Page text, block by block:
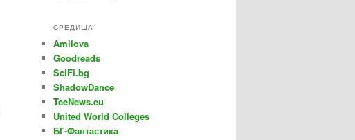
СРЕДИЩА
Amilova
Goodreads
SciFi.bg
ShadowDance
TeeNews.eu
United World Colleges
БГ-Фантастика